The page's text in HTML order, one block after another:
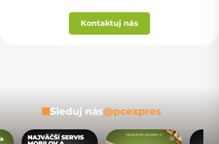
Kontaktuj nás
Sleduj nás@pcexpres